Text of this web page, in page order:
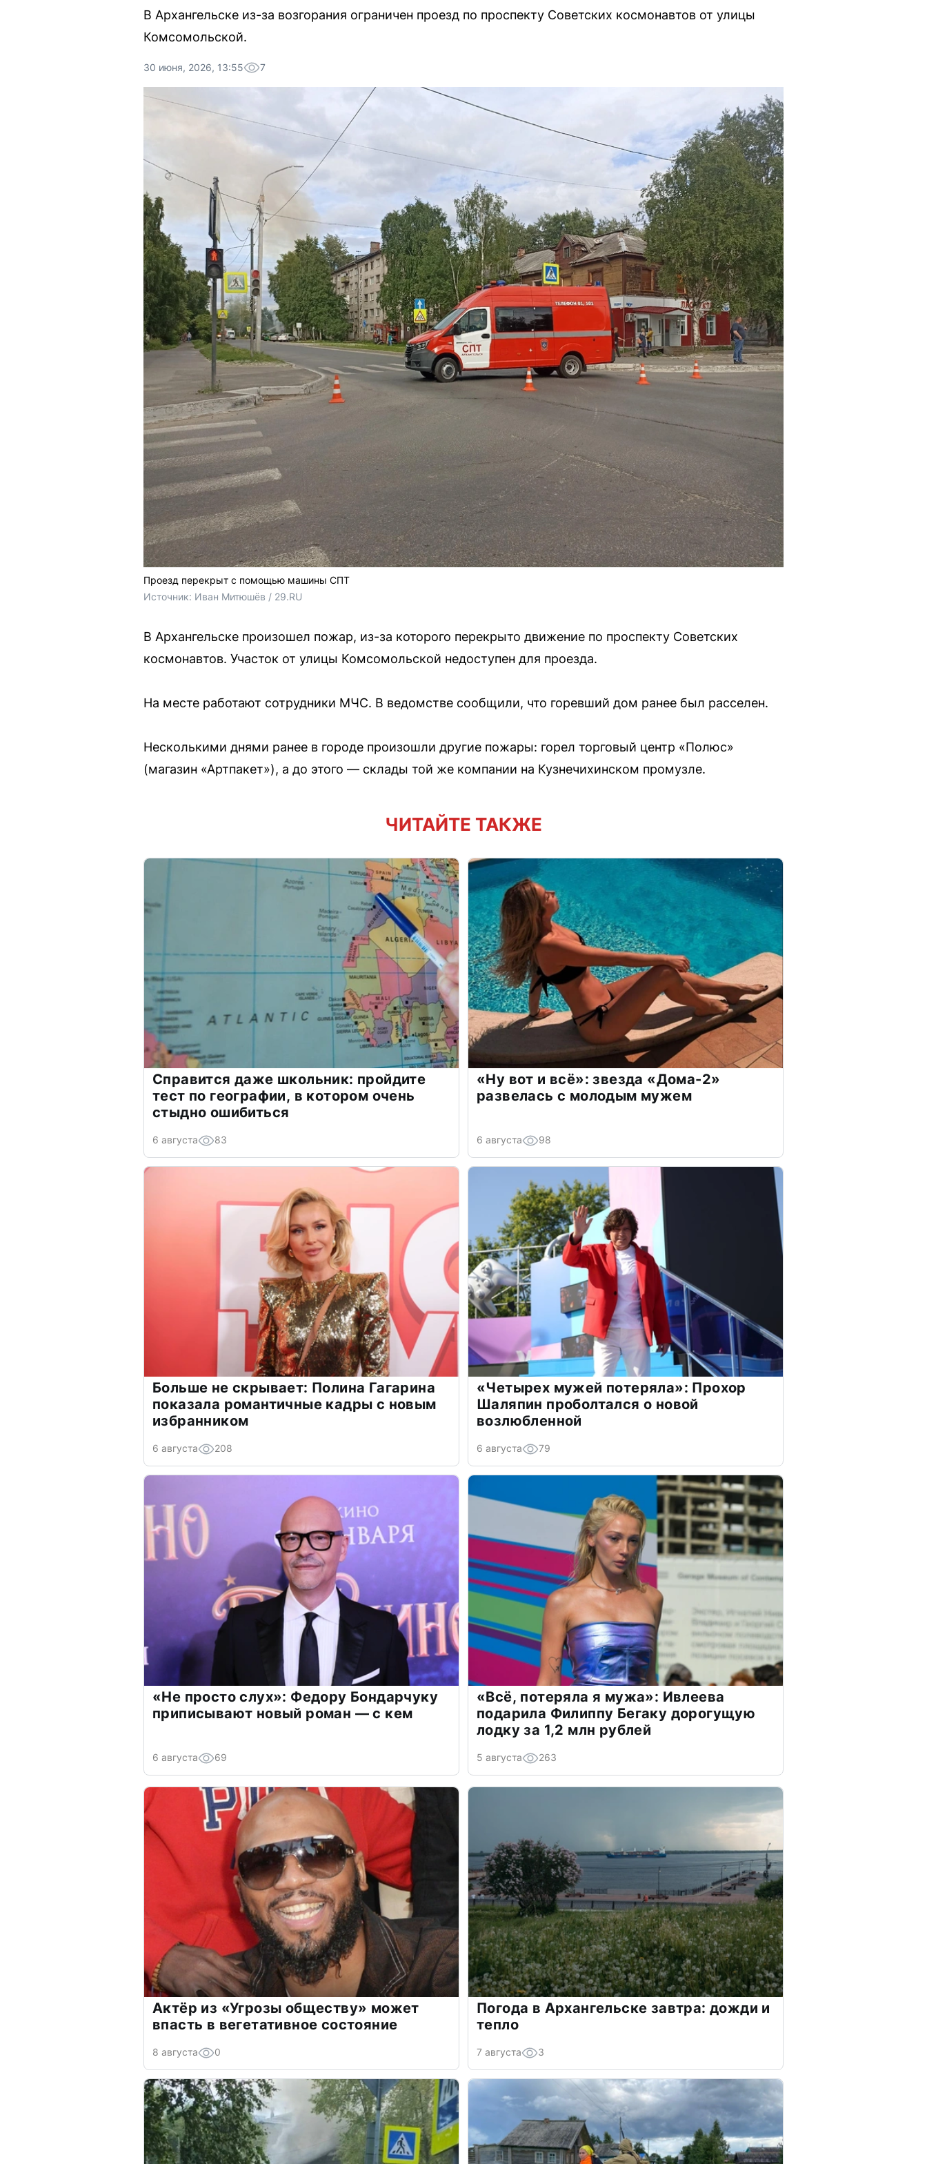
В Архангельске из-за возгорания ограничен проезд по проспекту Советских космонавтов от улицы
Комсомольской.
30 июня, 2026, 13:55 7
Проезд перекрыт с помощью машины СПТ
Источник: Иван Митюшёв / 29.RU
В Архангельске произошел пожар, из-за которого перекрыто движение по проспекту Советских
космонавтов. Участок от улицы Комсомольской недоступен для проезда.
На месте работают сотрудники МЧС. В ведомстве сообщили, что горевший дом ранее был расселен.
Несколькими днями ранее в городе произошли другие пожары: горел торговый центр «Полюс»
(магазин «Артпакет»), а до этого — склады той же компании на Кузнечихинском промузле.
ЧИТАЙТЕ ТАКЖЕ
Справится даже школьник: пройдите
тест по географии, в котором очень
стыдно ошибиться
6 августа 83
«Ну вот и всё»: звезда «Дома-2»
развелась с молодым мужем
6 августа 98
Больше не скрывает: Полина Гагарина
показала романтичные кадры с новым
избранником
6 августа 208
«Четырех мужей потеряла»: Прохор
Шаляпин проболтался о новой
возлюбленной
6 августа 79
«Не просто слух»: Федору Бондарчуку
приписывают новый роман — с кем
6 августа 69
«Всё, потеряла я мужа»: Ивлеева
подарила Филиппу Бегаку дорогущую
лодку за 1,2 млн рублей
5 августа 263
Актёр из «Угрозы обществу» может
впасть в вегетативное состояние
8 августа 0
Погода в Архангельске завтра: дожди и
тепло
7 августа 3